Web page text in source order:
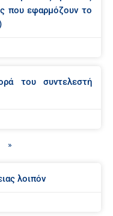
που εφαρμόζουν το
του συντελεστή
»
λοιπόν